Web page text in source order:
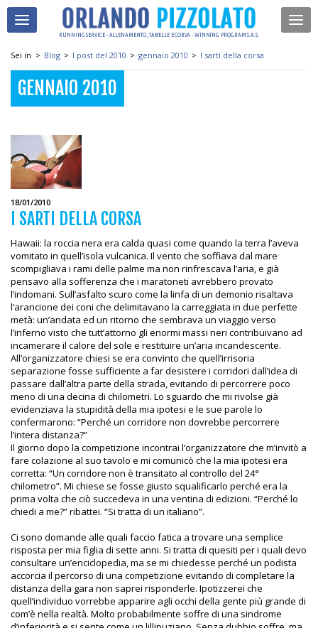
RUNNING SERVICE - ALLENAMENTO, TABELLE E CORSA - WINNING PROGRAM S.A.S.
Sei in > Blog > I post del 2010 > gennaio 2010 > I sarti della corsa
GENNAIO 2010
18/01/2010
I SARTI DELLA CORSA
Hawaii: la roccia nera era calda quasi come quando la terra l’aveva
vomitato in quell’isola vulcanica. Il vento che soffiava dal mare
scompigliava i rami delle palme ma non rinfrescava l’aria, e già
pensavo alla sofferenza che i maratoneti avrebbero provato
l’indomani. Sull’asfalto scuro come la linfa di un demonio risaltava
l’arancione dei coni che delimitavano la carreggiata in due perfette
metà: un’andata ed un ritorno che sembrava un viaggio verso
l’inferno visto che tutt’attorno gli enormi massi neri contribuivano ad
incamerare il calore del sole e restituire un’aria incandescente.
All’organizzatore chiesi se era convinto che quell’irrisoria
separazione fosse sufficiente a far desistere i corridori dall’idea di
passare dall’altra parte della strada, evitando di percorrere poco
meno di una decina di chilometri. Lo sguardo che mi rivolse già
evidenziava la stupidità della mia ipotesi e le sue parole lo
confermarono: “Perché un corridore non dovrebbe percorrere
l’intera distanza?”
Il giorno dopo la competizione incontrai l’organizzatore che m’invitò a
fare colazione al suo tavolo e mi comunicò che la mia ipotesi era
corretta: “Un corridore non è transitato al controllo del 24°
chilometro”. Mi chiese se fosse giusto squalificarlo perché era la
prima volta che ciò succedeva in una ventina di edizioni. “Perché lo
chiedi a me?” ribattei. “Si tratta di un italiano”.
Ci sono domande alle quali faccio fatica a trovare una semplice
risposta per mia figlia di sette anni. Si tratta di quesiti per i quali devo
consultare un’enciclopedia, ma se mi chiedesse perché un podista
accorcia il percorso di una competizione evitando di completare la
distanza della gara non saprei risponderle. Ipotizzerei che
quell’individuo vorrebbe apparire agli occhi della gente più grande di
com’è nella realtà. Molto probabilmente soffre di una sindrome